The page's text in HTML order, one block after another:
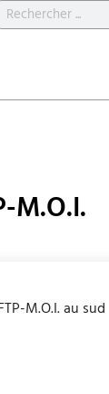
M.O.I.
M.O.I. au sud